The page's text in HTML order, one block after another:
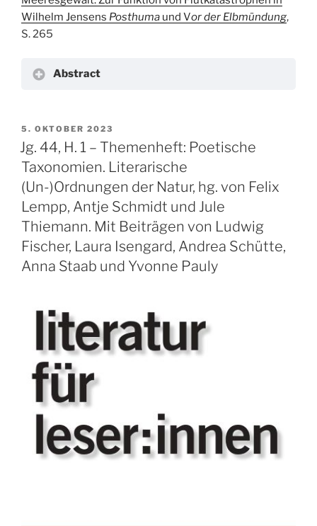
Wilhelm Jensens Posthuma und Vor der Elbmündung,
S. 265
Abstract
VERÖFFENTLICHT
AM
5. OKTOBER 2023
Jg. 44, H. 1 – Themenheft: Poetische
Taxonomien. Literarische
(Un-)Ordnungen der Natur, hg. von Felix
Lempp, Antje Schmidt und Jule
Thiemann. Mit Beiträgen von Ludwig
Fischer, Laura Isengard, Andrea Schütte,
Anna Staab und Yvonne Pauly